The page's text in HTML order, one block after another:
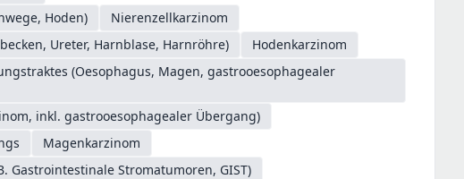
Hoden)
Nierenzellkarzinom
Ureter, Harnblase, Harnröhre)
Hodenkarzinom
(Oesophagus, Magen, gastrooesophagealer
inkl. gastrooesophagealer Übergang)
Magenkarzinom
Gastrointestinale Stromatumoren, GIST)